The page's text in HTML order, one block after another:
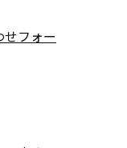
フォー